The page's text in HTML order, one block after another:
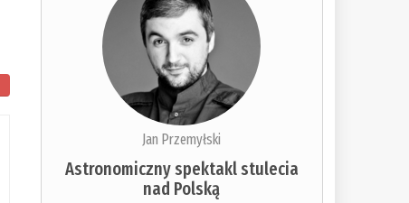
Jan Przemyłski
Astronomiczny spektakl stulecia
nad Polską